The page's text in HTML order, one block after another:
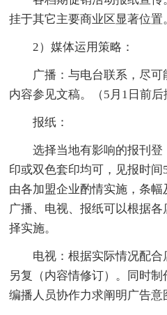
挂于其它主要商业区显著位置
2）媒体运用策略：
广播：与电台联系，尽
内容参见文稿。（5月1日前后
报纸：
选择当地有影响的报刊
印或双色套印均可，见报时间
由各加盟企业酌情实施，条幅
广播、电视、报纸可以根据
择实施。
电视：根据实际情况配
另复（内容情修订）。同时
编播人员协作力求阐明广告意